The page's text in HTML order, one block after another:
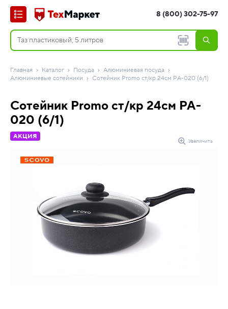
8 (800) 302-75-97
Главная Каталог Посуда
Алюминиевая посуда
Алюминиевые сотейники
Сотейник Promo ст/кр 24cм PA-020 (6/1)
Сотейник Promo ст/кр 24cм PA-
020 (6/1)
АКЦИЯ
Увеличить